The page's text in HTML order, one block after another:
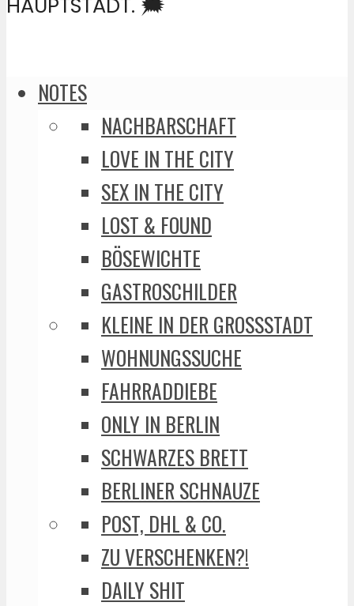
NOTES
NACHBARSCHAFT
LOVE IN THE CITY
SEX IN THE CITY
LOST & FOUND
BÖSEWICHTE
GASTROSCHILDER
KLEINE IN DER GROSSSTADT
WOHNUNGSSUCHE
FAHRRADDIEBE
ONLY IN BERLIN
SCHWARZES BRETT
BERLINER SCHNAUZE
POST, DHL & CO.
ZU VERSCHENKEN?!
DAILY SHIT